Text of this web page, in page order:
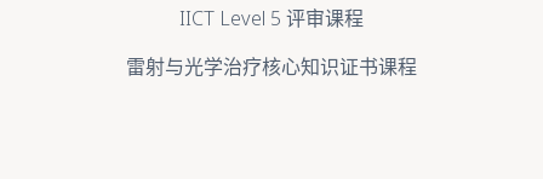
IICT Level 5 评审课程
雷射与光学治疗核心知识证书课程